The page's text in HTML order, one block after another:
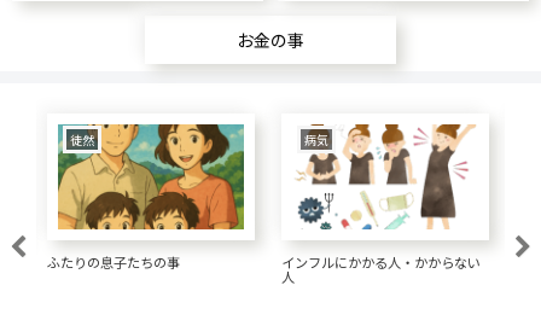
お金の事
徒然
ふたりの息子たちの事
病気
インフルにかかる人・かからない
人
大